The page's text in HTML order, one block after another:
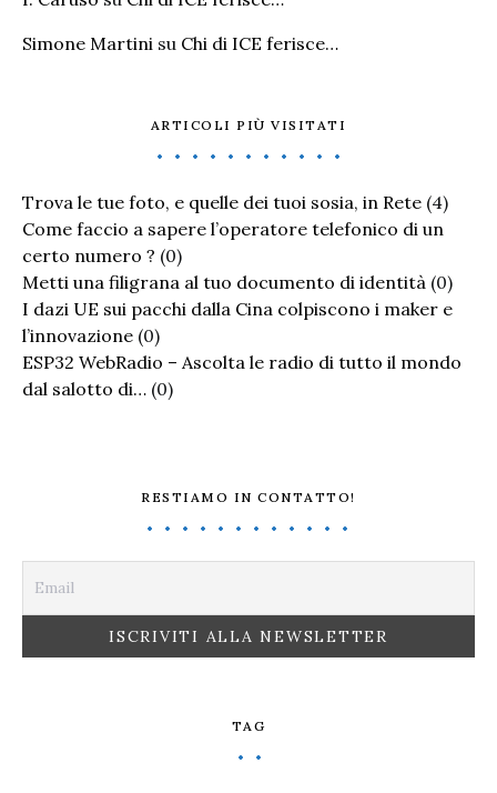
Simone Martini su Chi di ICE ferisce…
ARTICOLI PIÙ VISITATI
Trova le tue foto, e quelle dei tuoi sosia, in Rete (4)
Come faccio a sapere l’operatore telefonico di un
certo numero ? (0)
Metti una filigrana al tuo documento di identità (0)
I dazi UE sui pacchi dalla Cina colpiscono i maker e
l’innovazione (0)
ESP32 WebRadio – Ascolta le radio di tutto il mondo
dal salotto di… (0)
RESTIAMO IN CONTATTO!
TAG